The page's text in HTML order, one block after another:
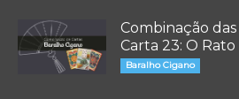
Combinação das
Carta 23: O Rato
Baralho Cigano